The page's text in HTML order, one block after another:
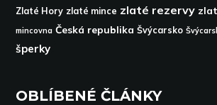
Zlaté Hory zlaté mince zlaté rezervy
mincovna Česká republika Švýcarsko
šperky
OBLÍBENÉ ČLÁNKY